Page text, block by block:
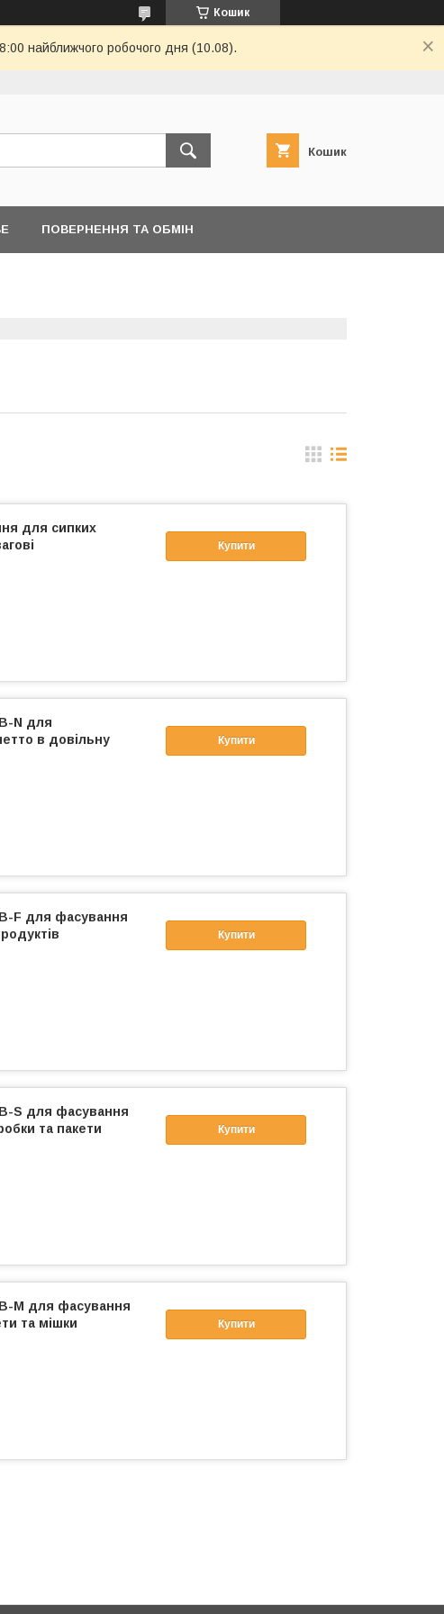
Кошик
найближчого робочого дня (10.08).
Кошик
ПОВЕРНЕННЯ ТА ОБМІН
Купити
для сипких
Купити
N для
в довільну
Купити
F для фасування
Купити
S для фасування
та пакети
Купити
М для фасування
та мішки